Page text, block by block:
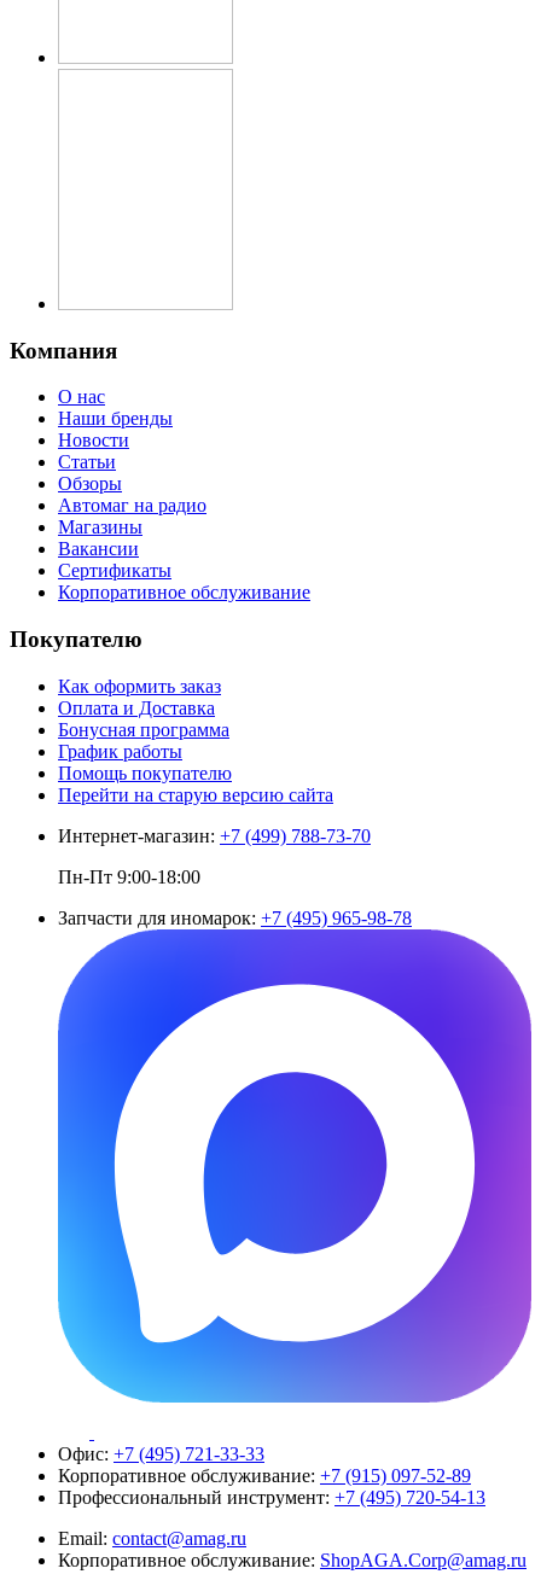
Компания
О нас
Наши бренды
Новости
Статьи
Обзоры
Автомаг на радио
Магазины
Вакансии
Сертификаты
Корпоративное обслуживание
Покупателю
Как оформить заказ
Оплата и Доставка
Бонусная программа
График работы
Помощь покупателю
Перейти на старую версию сайта
Интернет-магазин: +7 (499) 788-73-70
Пн-Пт 9:00-18:00
Запчасти для иномарок: +7 (495) 965-98-78
Офис: +7 (495) 721-33-33
Корпоративное обслуживание: +7 (915) 097-52-89
Профессиональный инструмент: +7 (495) 720-54-13
Email: contact@amag.ru
Корпоративное обслуживание: ShopAGA.Corp@amag.ru